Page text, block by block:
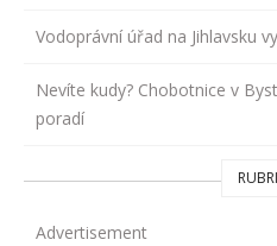
Vodoprávní úřad na Jihlavsku
Nevíte kudy? Chobotnice v
poradí
Advertisement